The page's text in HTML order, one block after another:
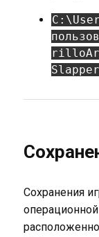
Сохранения